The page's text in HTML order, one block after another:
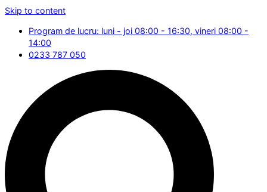
Skip to content
Program de lucru: luni - joi 08:00 - 16:30, vineri 08:00 -
14:00
0233 787 050